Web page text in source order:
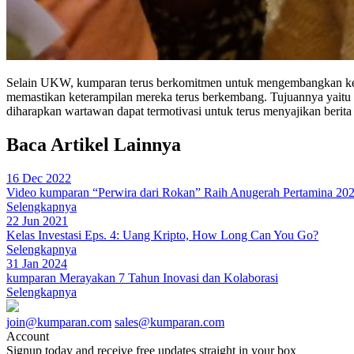
Selain UKW, kumparan terus berkomitmen untuk mengembangkan
memastikan keterampilan mereka terus berkembang. Tujuannya
diharapkan wartawan dapat termotivasi untuk terus menyajikan
Baca Artikel Lainnya
16 Dec 2022
Video kumparan “Perwira dari Rokan” Raih Anugerah Pertamina
Selengkapnya
22 Jun 2021
Kelas Investasi Eps. 4: Uang Kripto, How Long Can You Go?
Selengkapnya
31 Jan 2024
kumparan Merayakan 7 Tahun Inovasi dan Kolaborasi
Selengkapnya
join@kumparan.com sales@kumparan.com
Account
Signup today and receive free updates straight in your box